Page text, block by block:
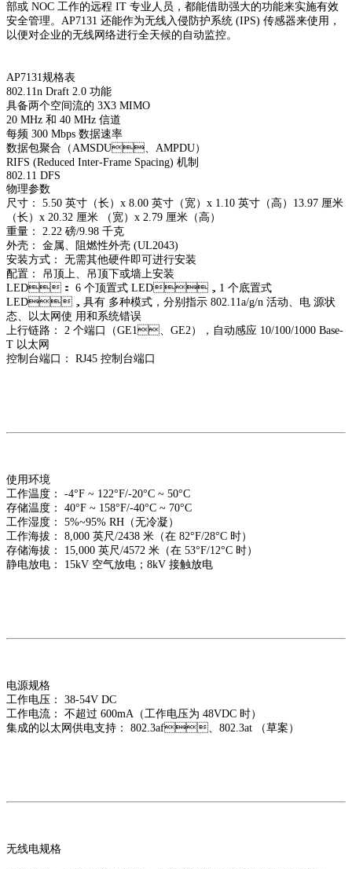
部或 NOC 工作的远程 IT 专业人员，都能借助强大的功能来实施有效
安全管理。AP7131 还能作为无线入侵防护系统 (IPS) 传感器来使用，
以便对企业的无线网络进行全天候的自动监控。
AP7131规格表
802.11n Draft 2.0 功能
具备两个空间流的 3X3 MIMO
20 MHz 和 40 MHz 信道
每频 300 Mbps 数据速率
数据包聚合（AMSDU、AMPDU）
RIFS (Reduced Inter-Frame Spacing) 机制
802.11 DFS
物理参数
尺寸： 5.50 英寸（长）x 8.00 英寸（宽）x 1.10 英寸（高）13.97 厘米
（长）x 20.32 厘米 （宽）x 2.79 厘米（高）
重量： 2.22 磅/9.98 千克
外壳： 金属、阻燃性外壳 (UL2043)
安装方式： 无需其他硬件即可进行安装
配置： 吊顶上、吊顶下或墙上安装
LED： 6 个顶置式 LED，1 个底置式
LED，具有 多种模式，分别指示 802.11a/g/n 活动、电 源状
态、以太网使 用和系统错误
上行链路： 2 个端口（GE1、GE2），自动感应 10/100/1000 Base-
T 以太网
控制台端口： RJ45 控制台端口
使用环境
工作温度： -4°F ~ 122°F/-20°C ~ 50°C
存储温度： 40°F ~ 158°F/-40°C ~ 70°C
工作湿度： 5%~95% RH（无冷凝）
工作海拔： 8,000 英尺/2438 米（在 82°F/28°C 时）
存储海拔： 15,000 英尺/4572 米（在 53°F/12°C 时）
静电放电： 15kV 空气放电；8kV 接触放电
电源规格
工作电压： 38-54V DC
工作电流： 不超过 600mA（工作电压为 48VDC 时）
集成的以太网供电支持： 802.3af、802.3at （草案）
无线电规格